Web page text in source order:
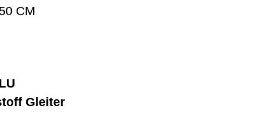
CM
Gleiter